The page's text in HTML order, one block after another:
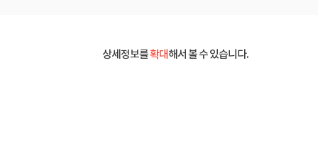
상세정보를확대해서 볼 수 있습니다.